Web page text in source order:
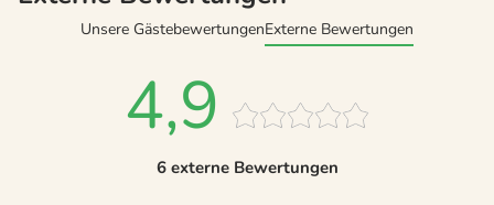
Unsere GästebewertungenExterne Bewertungen
4,9
6 externe Bewertungen